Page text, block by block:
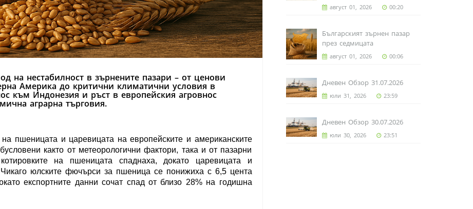
на нестабилност в зърнените пазари – от ценови
Америка до критични климатични условия в
към Индонезия и ръст в европейския агровнос
аграрна търговия.
пшеницата и царевицата на европейските и американските
както от метеорологични фактори, така и от пазарни
на пшеницата спаднаха, докато царевицата и
юлските фючърси за пшеница се понижиха с 6,5 цента
експортните данни сочат спад от близо 28% на годишна
август 01, 2026 00:20
Българският зърнен пазар
през седмицата
август 01, 2026 00:06
Дневен Обзор 31.07.2026
юли 31, 2026 23:59
Дневен Обзор 30.07.2026
юли 30, 2026 23:51